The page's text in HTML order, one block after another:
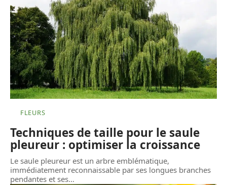
FLEURS
Techniques de taille pour le saule
pleureur : optimiser la croissance
Le saule pleureur est un arbre emblématique,
immédiatement reconnaissable par ses longues branches
pendantes et ses…